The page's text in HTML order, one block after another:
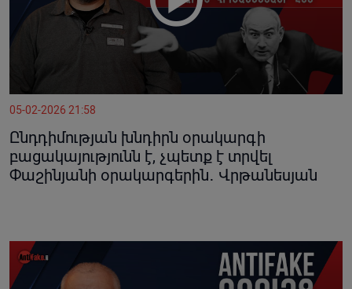
05-02-2026 21:58
Ընդդիմության խնդիրն օրակարգի
բացակայությունն է, չպետք է տրվել
Փաշինյանի օրակարգերին․ Վրթանեսյան